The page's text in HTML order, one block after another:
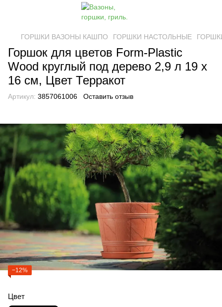
ГОРШКИ ВАЗОНЫ КАШПО ГОРШКИ НАСТОЛЬНЫЕ
Горшок для цветов Form-Plastic
Wood круглый под дерево 2,9 л 19 х
16 см, Цвет Терракот
Артикул: 3857061006 Оставить отзыв
−12%
Цвет